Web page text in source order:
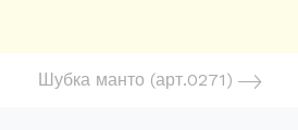
Шубка манто (арт.0271)